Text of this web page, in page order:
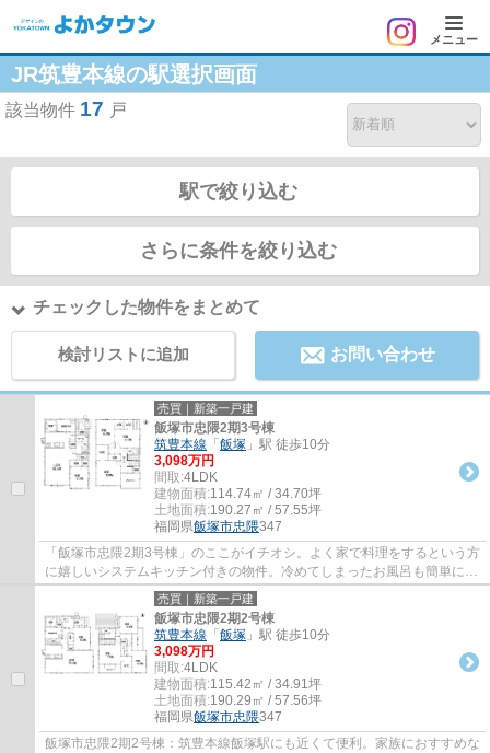
メニュー
JR筑豊本線の駅選択画面
該当物件 17 戸
駅で絞り込む
さらに条件を絞り込む
チェックした物件をまとめて
検討リストに追加 お問い合わせ
売買｜新築一戸建
飯塚市忠隈2期3号棟
筑豊本線 「 飯塚 」駅 徒歩10分
3,098万円
間取:4LDK
建物面積:114.74㎡ / 34.70坪
土地面積:190.27㎡ / 57.55坪
福岡県飯塚市忠隈347
「飯塚市忠隈2期3号棟」のここがイチオシ。よく家で料理をするという方
に嬉しいシステムキッチン付きの物件。冷めてしまったお風呂も簡単に温
めなおすことができる追焚のある浴室です...
売買｜新築一戸建
飯塚市忠隈2期2号棟
筑豊本線 「 飯塚 」駅 徒歩10分
3,098万円
間取:4LDK
建物面積:115.42㎡ / 34.91坪
土地面積:190.29㎡ / 57.56坪
福岡県飯塚市忠隈347
飯塚市忠隈2期2号棟：筑豊本線飯塚駅にも近くて便利。家族におすすめな